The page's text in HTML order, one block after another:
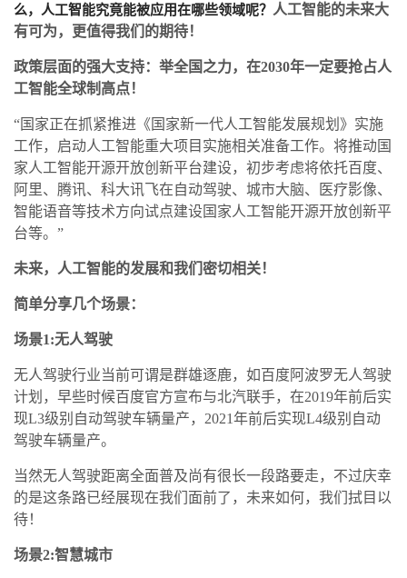
么，人工智能究竟能被应用在哪些领域呢？ 人工智能的未来大
有可为，更值得我们的期待！
政策层面的强大支持：举全国之力，在2030年一定要抢占人
工智能全球制高点！
“国家正在抓紧推进《国家新一代人工智能发展规划》实施
工作，启动人工智能重大项目实施相关准备工作。将推动国
家人工智能开源开放创新平台建设，初步考虑将依托百度、
阿里、腾讯、科大讯飞在自动驾驶、城市大脑、医疗影像、
智能语音等技术方向试点建设国家人工智能开源开放创新平
台等。”
未来，人工智能的发展和我们密切相关！
简单分享几个场景：
场景1:无人驾驶
无人驾驶行业当前可谓是群雄逐鹿，如百度阿波罗无人驾驶
计划，早些时候百度官方宣布与北汽联手，在2019年前后实
现L3级别自动驾驶车辆量产，2021年前后实现L4级别自动
驾驶车辆量产。
当然无人驾驶距离全面普及尚有很长一段路要走，不过庆幸
的是这条路已经展现在我们面前了，未来如何，我们拭目以
待！
场景2:智慧城市